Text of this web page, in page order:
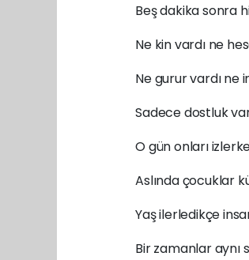
Beş dakika sonra
Ne kin vardı ne
Ne gurur vardı ne
Sadece dostluk
O gün onları
Aslında çocuklar
Yaş ilerledikçe
Bir zamanlar aynı